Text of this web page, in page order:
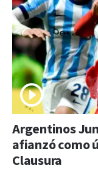
Argentinos
afianzó como
Clausura